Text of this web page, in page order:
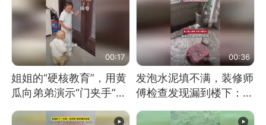
00:17
姐姐的“硬核教育”，用黄
瓜向弟弟演示“门夹手”，
网友：果然言传不如身
教！
00:36
发泡水泥填不满，装修师
傅检查发现漏到楼下：出
风口未延伸到外墙